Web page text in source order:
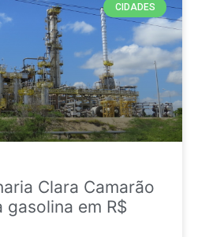
CIDADES
Clara Camarão
em R$